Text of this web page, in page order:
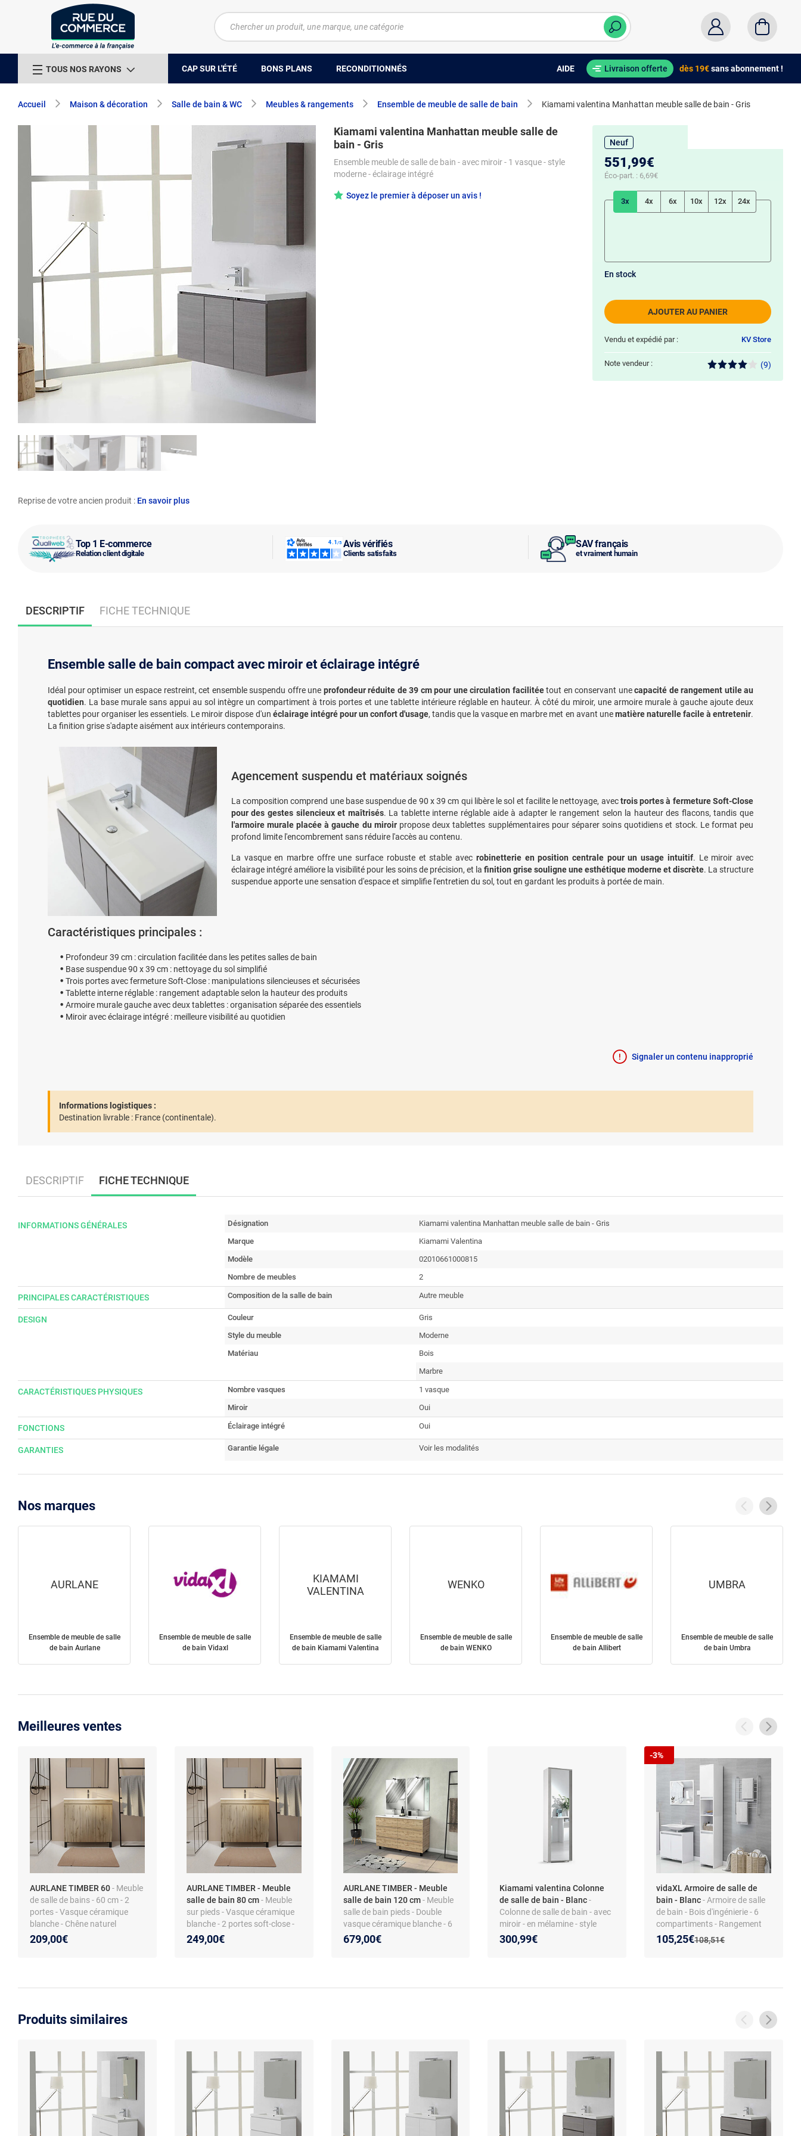
TOUS NOS RAYONS CAP SUR L'ÉTÉ BONS PLANS RECONDITIONNÉS AIDE Livraison offerte dès 19€sans abonnement !
Accueil Maison & décoration Salle de bain & WC Meubles & rangements Ensemble de meuble de salle de bain Kiamami valentina Manhattan meuble salle de bain - Gris
Top 1 E-commerce
Relation client digitale
Avis vérifiés
Clients satisfaits
SAV français
et vraiment humain
Reprise de votre ancien produit : En savoir plus
Kiamami valentina Manhattan meuble salle de
bain - Gris
Ensemble meuble de salle de bain - avec miroir - 1 vasque - style
moderne - éclairage intégré
Soyez le premier à déposer un avis !
Neuf
551,99€
Éco-part. : 6,69€
3x 4x 6x 10x 12x 24x
AJOUTER AU PANIER
En stock
Vendu et expédié par : KV Store
Note vendeur : (9)
DESCRIPTIF FICHE TECHNIQUE
Ensemble salle de bain compact avec miroir et éclairage intégré
Idéal pour optimiser un espace restreint, cet ensemble suspendu offre une profondeur réduite de 39 cm pour une circulation facilitéetout en conservant unecapacité de rangement utile au
quotidien. La base murale sans appui au sol intègre un compartiment à trois portes et une tablette intérieure réglable en hauteur. À côté du miroir, une armoire murale à gauche ajoute deux
tablettes pour organiser les essentiels. Le miroir dispose d'un éclairage intégré pour un confort d'usage, tandis que la vasque en marbre met en avant unematière naturelle facile à entretenir.
La finition grise s'adapte aisément aux intérieurs contemporains.
Agencement suspendu et matériaux soignés
La composition comprend une base suspendue de 90 x 39 cm qui libère le sol et facilite le nettoyage, avectrois portes à fermeture Soft-Close
pour des gestes silencieux et maîtrisés. La tablette interne réglable aide à adapter le rangement selon la hauteur des flacons, tandis que
l'armoire murale placée à gauche du miroirpropose deux tablettes supplémentaires pour séparer soins quotidiens et stock. Le format peu
profond limite l'encombrement sans réduire l'accès au contenu.
La vasque en marbre offre une surface robuste et stable avec robinetterie en position centrale pour un usage intuitif. Le miroir avec
éclairage intégré améliore la visibilité pour les soins de précision, et la finition grise souligne une esthétique moderne et discrète. La structure
suspendue apporte une sensation d'espace et simplifie l'entretien du sol, tout en gardant les produits à portée de main.
Caractéristiques principales :
Profondeur 39 cm : circulation facilitée dans les petites salles de bain
Base suspendue 90 x 39 cm : nettoyage du sol simplifié
Trois portes avec fermeture Soft-Close : manipulations silencieuses et sécurisées
Tablette interne réglable : rangement adaptable selon la hauteur des produits
Armoire murale gauche avec deux tablettes : organisation séparée des essentiels
Miroir avec éclairage intégré : meilleure visibilité au quotidien
Signaler un contenu inapproprié
Informations logistiques :
Destination livrable : France (continentale).
DESCRIPTIF FICHE TECHNIQUE
INFORMATIONS GÉNÉRALES Désignation
Kiamami valentina Manhattan meuble salle de bain - Gris
Marque
Kiamami Valentina
Modèle
02010661000815
Nombre de meubles
2
PRINCIPALES CARACTÉRISTIQUES Composition de la salle de bain Autre meuble
DESIGN Couleur
Gris
Style du meuble
Moderne
Matériau
Bois
Marbre
CARACTÉRISTIQUES PHYSIQUES Nombre vasques
1 vasque
Miroir
Oui
FONCTIONS Éclairage intégré Oui
GARANTIES Garantie légale Voir les modalités
Nos marques
AURLANE
Ensemble de meuble de salle
de bain Aurlane
Ensemble de meuble de salle
de bain Vidaxl
KIAMAMI
VALENTINA
Ensemble de meuble de salle
de bain Kiamami Valentina
WENKO
Ensemble de meuble de salle
de bain WENKO
Ensemble de meuble de salle
de bain Allibert
UMBRA
Ensemble de meuble de salle
de bain Umbra
Meilleures ventes
AURLANE TIMBER 60- Meuble
de salle de bains - 60 cm - 2
portes - Vasque céramique
blanche - Chêne naturel
209,00€
AURLANE TIMBER - Meuble
salle de bain 80 cm- Meuble
sur pieds - Vasque céramique
blanche - 2 portes soft-close -
Chêne Naturel
249,00€
AURLANE TIMBER - Meuble
salle de bain 120 cm- Meuble
salle de bain pieds - Double
vasque céramique blanche - 6
tiroirs soft-close - 2 miroirs Led
679,00€
Kiamami valentina Colonne
de salle de bain - Blanc-
Colonne de salle de bain - avec
miroir - en mélamine - style
design
300,99€
vidaXL Armoire de salle de
bain - Blanc- Armoire de salle
de bain - Bois d'ingénierie - 6
compartiments - Rangement
spacieux - Design épuré
Ancien prix :
108,51€
Nouveau prix :
105,25€
Réduction de :
-3%
Produits similaires